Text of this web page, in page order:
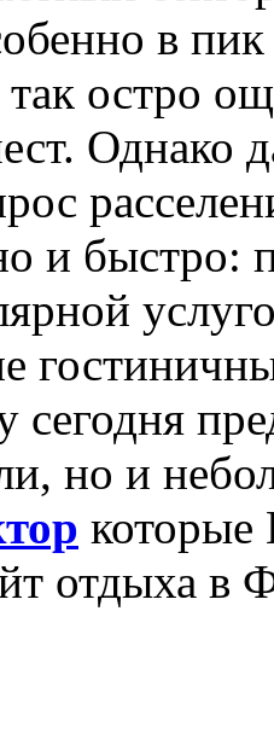
в
остро
Однако
и быстро:
сегодня
но и
которые
отдыха в